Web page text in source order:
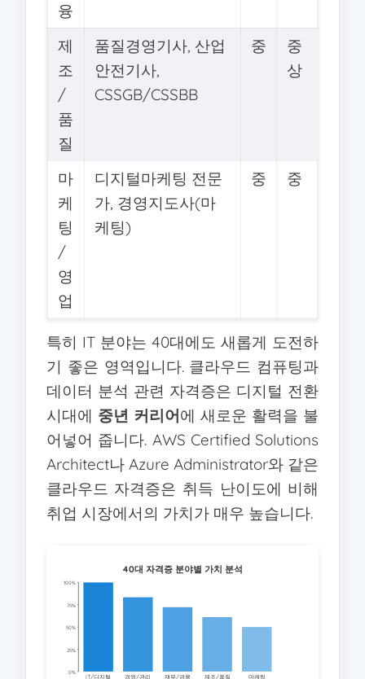
융
제
조
/
품
질
품질경영기사, 산업
안전기사,
CSSGB/CSSBB
중
중
상
마
케
팅
/
영
업
디지털마케팅 전문
가, 경영지도사(마
케팅)
중 중
특히 IT 분야는 40대에도 새롭게 도전하
기 좋은 영역입니다. 클라우드 컴퓨팅과
데이터 분석 관련 자격증은 디지털 전환
시대에 중년 커리어에 새로운 활력을 불
어넣어 줍니다. AWS Certified Solutions
Architect나 Azure Administrator와 같은
클라우드 자격증은 취득 난이도에 비해
취업 시장에서의 가치가 매우 높습니다.
40대 자격증 분야별 가치 분석
IT/디지털 경영/관리 재무/금융 제조/품질 마케팅
100%
75%
50%
25%
0%